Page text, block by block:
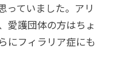
っていました。アリ
愛護団体の方はちょ
にフィラリア症にも